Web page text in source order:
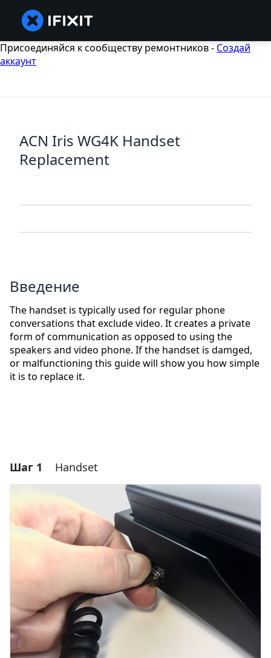
Присоединяйся к сообществу ремонтников - Создай
аккаунт
ACN Iris WG4K Handset
Replacement
Введение
The handset is typically used for regular phone
conversations that exclude video. It creates a private
form of communication as opposed to using the
speakers and video phone. If the handset is damged,
or malfunctioning this guide will show you how simple
it is to replace it.
Шаг 1 Handset